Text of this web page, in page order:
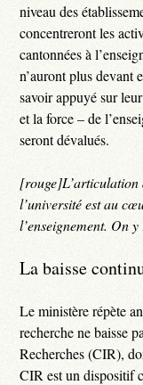
niveau des
concentreront les
cantonnées à
n’auront plus devant
savoir appuyé sur
et la force – de
seront dévalués.
[rouge]L’articulation
l’université est au
l’enseignement. On
La baisse
Le ministère répète
recherche ne baisse
Recherches (CIR),
CIR est un dispositif